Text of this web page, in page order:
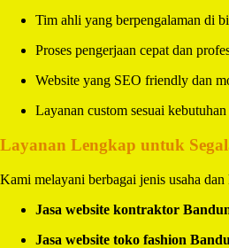
Tim ahli yang berpengalaman di
Proses pengerjaan cepat dan
Website yang SEO friendly dan
Layanan custom sesuai
Layanan Lengkap untuk
Kami melayani berbagai jenis usaha dan
Jasa website kontraktor
Jasa website toko fashion